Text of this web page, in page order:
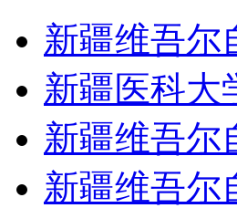
新疆维吾尔
新疆医科大
新疆维吾尔
新疆维吾尔